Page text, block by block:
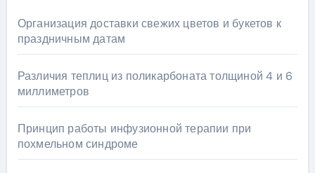
Организация доставки свежих цветов и букетов к
праздничным датам
Различия теплиц из поликарбоната толщиной 4 и 6
миллиметров
Принцип работы инфузионной терапии при
похмельном синдроме